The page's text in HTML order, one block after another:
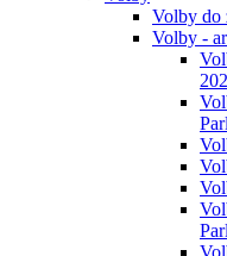
Volby do
Volby -